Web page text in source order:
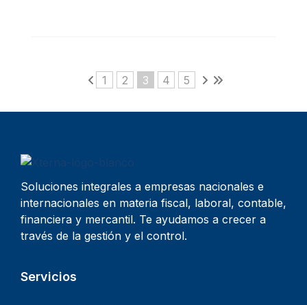
1 2 3 4 5
Soluciones integrales a empresas nacionales e
internacionales en materia fiscal, laboral, contable,
financiera y mercantil. Te ayudamos a crecer a
través de la gestión y el control.
Servicios